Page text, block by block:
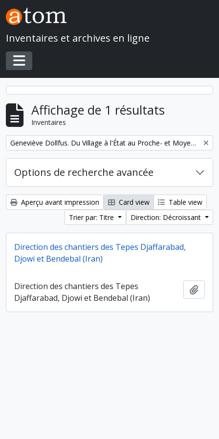
Skip to main content
Inventaires et archives en ligne
Toggle navigation
Affichage de 1 résultats
Inventaires
Remove filter: Geneviève Dollfus. Du Village à l'État au Proche- et Moyen-Orient
Options de recherche avancée
Aperçu avant impression Card view
Table view
Trier par: Titre
Direction: Décroissant
Direction des chantiers des Tepes Djaffarabad,
Djowi et Bendebal (Iran)
Direction des chantiers des Tepes
Djaffarabad, Djowi et Bendebal (Iran)